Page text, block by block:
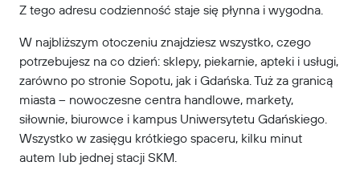
Z tego adresu codzienność staje się płynna i wygodna.
W najbliższym otoczeniu znajdziesz wszystko, czego
potrzebujesz na co dzień: sklepy, piekarnie, apteki i usługi,
zarówno po stronie Sopotu, jak i Gdańska. Tuż za granicą
miasta – nowoczesne centra handlowe, markety,
siłownie, biurowce i kampus Uniwersytetu Gdańskiego.
Wszystko w zasięgu krótkiego spaceru, kilku minut
autem lub jednej stacji SKM.